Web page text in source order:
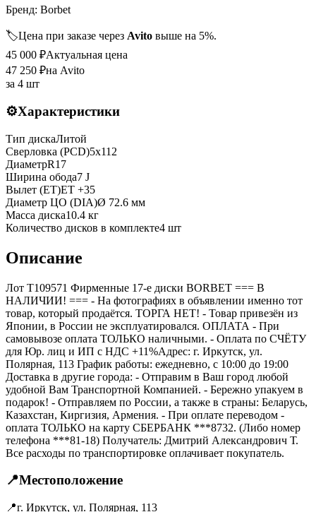
Бренд: Borbet
🏷️Цена при заказе через Avito выше на 5%.
45 000 ₽Актуальная цена
47 250 ₽на Avito
за 4 шт
⚙️Характеристики
Тип дискаЛитой
Сверловка (PCD)5x112
ДиаметрR17
Ширина обода7 J
Вылет (ET)ET +35
Диаметр ЦО (DIA)Ø 72.6 мм
Масса диска10.4 кг
Количество дисков в комплекте4 шт
Описание
Лот T109571 Фирменные 17-е диски BORBET === B
НАЛИЧИИ! === - На фотографиях в объявлении именно тот
товар, который продаётся. ТОРГА НЕТ! - Товар привезён из
Японии, в России не эксплуатировался. ОПЛАТА - При
самовывозе оплата ТОЛЬКО наличными. - Оплата по СЧЁТУ
для Юр. лиц и ИП с НДС +11%Адрес: г. Иркутск, ул.
Полярная, 113 График работы: ежедневно, с 10:00 до 19:00
Доставка в другие города: - Отправим в Ваш город любой
удобной Вам Транспортной Компанией. - Бережно упакуем в
подарок! - Отправляем по России, а также в страны: Беларусь,
Казахстан, Киргизия, Армения. - При оплате переводом -
оплата ТОЛЬКО на карту СБЕРБАНК ***8732. (Либо номер
телефона ***81-18) Получатель: Дмитрий Александрович Т.
Все расходы по транспортировке оплачивает покупатель.
📍Местоположение
📍г. Иркутск, ул. Полярная, 113